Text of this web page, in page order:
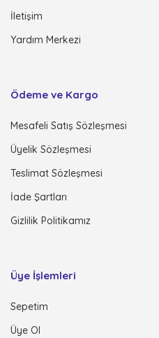
İletişim
Yardım Merkezi
Ödeme ve Kargo
Mesafeli Satış Sözleşmesi
Üyelik Sözleşmesi
Teslimat Sözleşmesi
İade Şartları
Gizlilik Politikamız
Üye İşlemleri
Sepetim
Üye Ol